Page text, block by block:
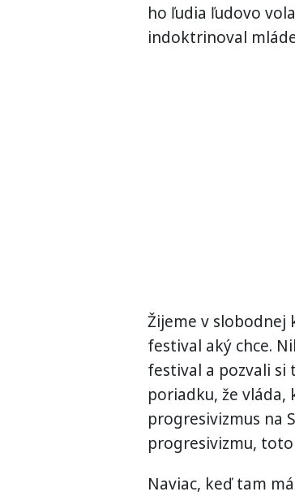
ho ľudia ľudovo
indoktrinoval
Žijeme v slobodnej
festival aký chce.
festival a pozvali si
poriadku, že
progresivizmus na
progresivizmu,
Naviac, keď tam